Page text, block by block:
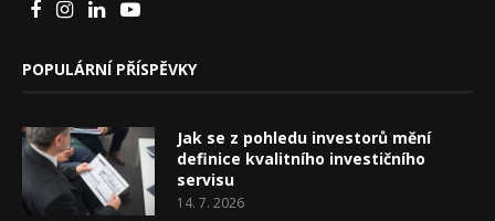
POPULÁRNÍ PŘÍSPĚVKY
Jak se z pohledu investorů mění
definice kvalitního investičního
servisu
14. 7. 2026